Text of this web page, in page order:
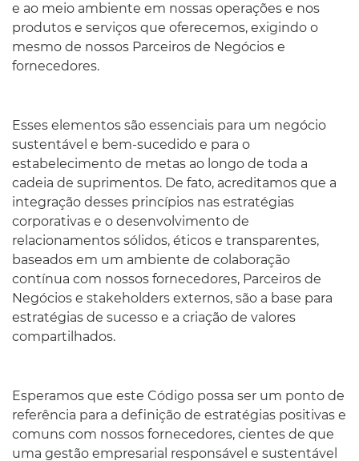
e ao meio ambiente em nossas operações e nos
produtos e serviços que oferecemos, exigindo o
mesmo de nossos Parceiros de Negócios e
fornecedores.
Esses elementos são essenciais para um negócio
sustentável e bem-sucedido e para o
estabelecimento de metas ao longo de toda a
cadeia de suprimentos. De fato, acreditamos que a
integração desses princípios nas estratégias
corporativas e o desenvolvimento de
relacionamentos sólidos, éticos e transparentes,
baseados em um ambiente de colaboração
contínua com nossos fornecedores, Parceiros de
Negócios e stakeholders externos, são a base para
estratégias de sucesso e a criação de valores
compartilhados.
Esperamos que este Código possa ser um ponto de
referência para a definição de estratégias positivas e
comuns com nossos fornecedores, cientes de que
uma gestão empresarial responsável e sustentável